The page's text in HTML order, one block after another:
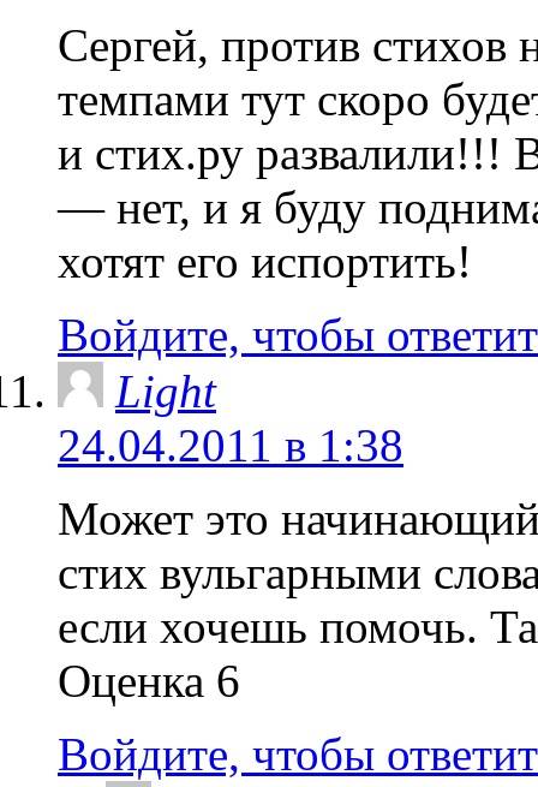
Сергей, против
темпами тут скоро
и стих.ру развалили!!!
— нет, и я буду
хотят его испортить!
Войдите, чтобы
Light
24.04.2011 в 1:38
Может это начинающий
стих вульгарными
если хочешь помочь.
Оценка 6
Войдите, чтобы